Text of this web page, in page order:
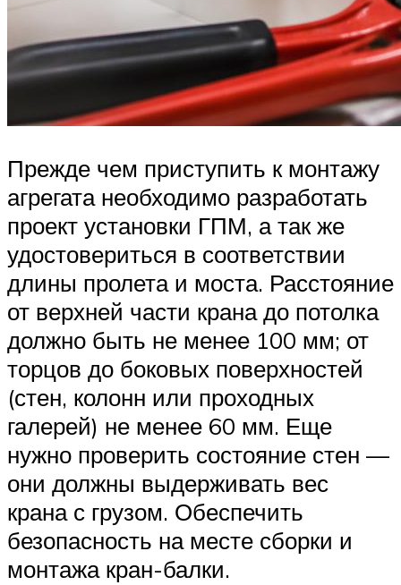
Прежде чем приступить к монтажу
агрегата необходимо разработать
проект установки ГПМ, а так же
удостовериться в соответствии
длины пролета и моста. Расстояние
от верхней части крана до потолка
должно быть не менее 100 мм; от
торцов до боковых поверхностей
(стен, колонн или проходных
галерей) не менее 60 мм. Еще
нужно проверить состояние стен —
они должны выдерживать вес
крана с грузом. Обеспечить
безопасность на месте сборки и
монтажа кран-балки.